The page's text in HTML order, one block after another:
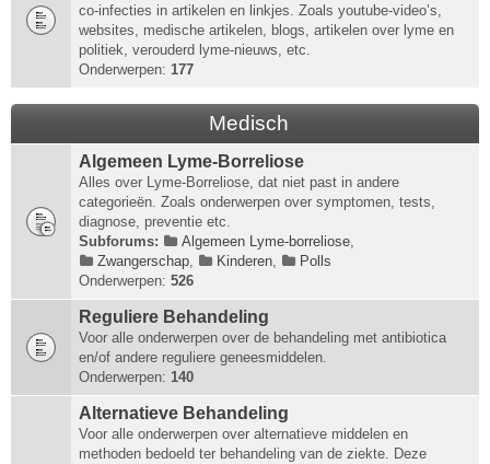
co-infecties in artikelen en linkjes. Zoals youtube-video’s,
websites, medische artikelen, blogs, artikelen over lyme en
politiek, verouderd lyme-nieuws, etc.
Onderwerpen: 177
Medisch
Algemeen Lyme-Borreliose
Alles over Lyme-Borreliose, dat niet past in andere
categorieën. Zoals onderwerpen over symptomen, tests,
diagnose, preventie etc.
Subforums:
Algemeen Lyme-borreliose,
Zwangerschap, Kinderen,
Polls
Onderwerpen: 526
Reguliere Behandeling
Voor alle onderwerpen over de behandeling met antibiotica
en/of andere reguliere geneesmiddelen.
Onderwerpen: 140
Alternatieve Behandeling
Voor alle onderwerpen over alternatieve middelen en
methoden bedoeld ter behandeling van de ziekte. Deze